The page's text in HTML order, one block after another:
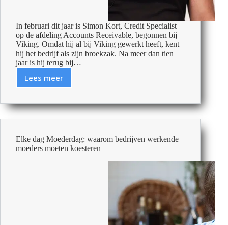
In februari dit jaar is Simon Kort, Credit Specialist
op de afdeling Accounts Receivable, begonnen bij
Viking. Omdat hij al bij Viking gewerkt heeft, kent
hij het bedrijf als zijn broekzak. Na meer dan tien
jaar is hij terug bij…
Lees meer
100
bij
Viking:
het
als
thuiskomen
Elke dag Moederdag: waarom bedrijven werkende
moeders moeten koesteren